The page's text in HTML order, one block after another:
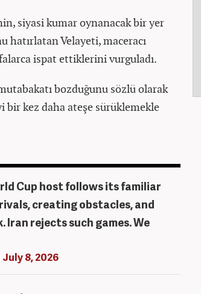
siyasi kumar oynanacak bir yer
hatırlatan Velayeti, maceracı
ispat ettiklerini vurguladı.
bozduğunu sözlü olarak
bir kez daha ateşe sürüklemekle
Cup host follows its familiar
creating obstacles, and
rejects such games. We
July 8, 2026